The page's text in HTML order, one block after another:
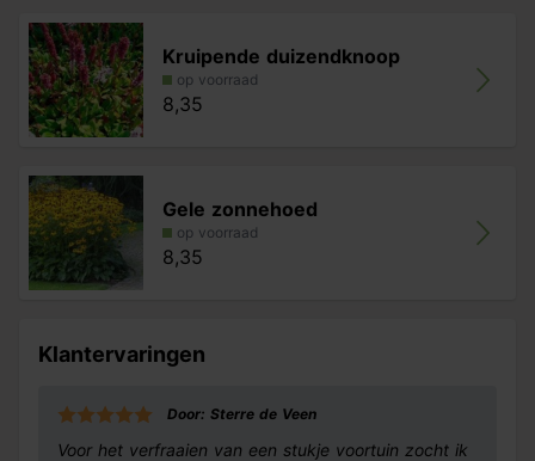
Kruipende duizendknoop
op voorraad
8,35
Gele zonnehoed
op voorraad
8,35
Klantervaringen
Door: Sterre de Veen
Voor het verfraaien van een stukje voortuin zocht ik